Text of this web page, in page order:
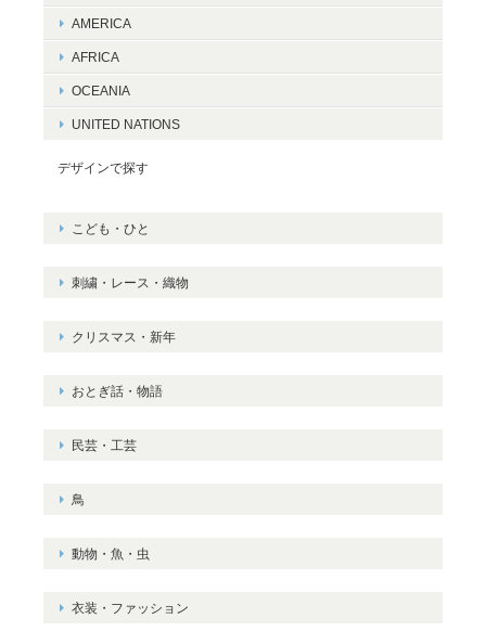
AMERICA
AFRICA
OCEANIA
UNITED NATIONS
デザインで探す
こども・ひと
刺繍・レース・織物
クリスマス・新年
おとぎ話・物語
民芸・工芸
鳥
動物・魚・虫
衣装・ファッション